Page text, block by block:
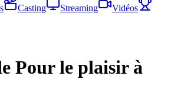
Casting Streaming
Vidéos
Pour le plaisir à